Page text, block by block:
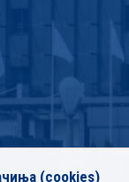
(cookies)